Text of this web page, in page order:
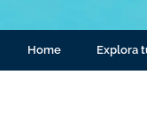
Home Explora